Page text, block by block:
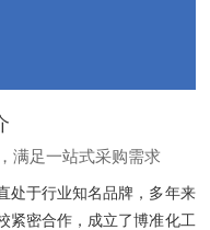
满足一站式采购需求
处于行业知名品牌，多年来
紧密合作，成立了博准化工